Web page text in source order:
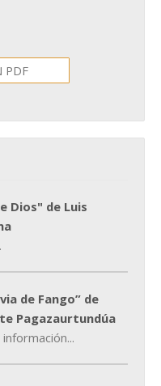
PDF
Dios" de Luis
de Fango” de
Pagazaurtundúa